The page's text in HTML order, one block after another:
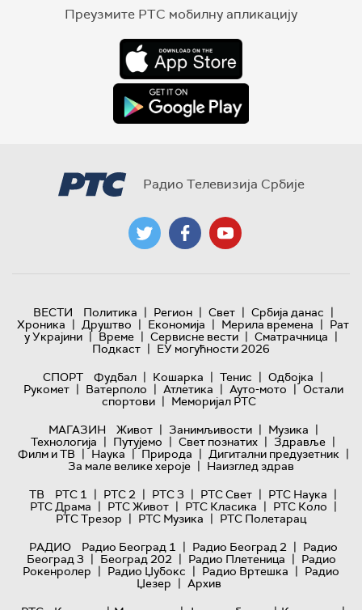
Преузмите РТС мобилну апликацију
Радио Телевизија Србије
ВЕСТИ Политика | Регион | Свет | Србија данас |
Хроника | Друштво | Економија | Мерила времена | Рат
у Украјини | Време | Сервисне вести | Сматрачница |
Подкаст | ЕУ могућности 2026
СПОРТ
Фудбал | Кошарка | Тенис | Одбојка |
Рукомет | Ватерполо | Атлетика | Ауто-мото | Остали
спортови | Меморијал РТС
МАГАЗИН
Живот | Занимљивости | Музика |
Технологијa | Путујемо | Свет познатих | Здравље |
Филм и ТВ | Наука | Природа | Дигитални предузетник |
За мале велике хероје | Наизглед здрав
ТВ
РТС 1 | РТС 2 | РТС 3 | РТС Свет | РТС Наука |
РТС Драма | РТС Живот | РТС Класика | РТС Коло |
РТС Трезор | РТС Музика | РТС Полетарац
РАДИО
Радио Београд 1 | Радио Београд 2 | Радио
Београд 3 | Београд 202 | Радио Плетеница | Радио
Рокенролер | Радио Џубокс | Радио Вртешка | Радио
Џезер | Архив